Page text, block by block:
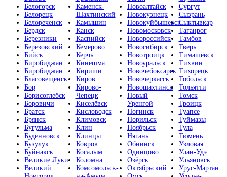
Белогорск
Белорецк
Белореченск
Бердск
Березники
Берёзовский
Бийск
Биробиджан
Биробиджан
Благовещенск
Бор
Борисоглебск
Боровичи
Братск
Брянск
Бугульма
Будённовск
Бузулук
Буйнакск
Великие Луки
Великий
Каменск-
Шахтинский
Камышин
Канск
Каспийск
Кемерово
Керчь
Кинешма
Кириши
Киров
Кирово-
Чепецк
Киселёвск
Кисловодск
Климовск
Клин
Клинцы
Ковров
Когалым
Коломна
Комсомольск-
Новоалтайск
Новокузнецк
Новокуйбышевск
Новомосковск
Новороссийск
Новосибирск
Новотроицк
Новоуральск
Новочебоксарск
Новочеркасск
Новошахтинск
Новый
Уренгой
Ногинск
Норильск
Ноябрьск
Нягань
Обнинск
Одинцово
Озёрск
Октябрьский
Сургут
Сызрань
Сыктывкар
Таганрог
Тамбов
Тверь
Тимашёвск
Тихвин
Тихорецк
Тобольск
Тольятти
Томск
Троицк
Туапсе
Туймазы
Тула
Тюмень
Узловая
Улан-Удэ
Ульяновск
Урус-Мартан